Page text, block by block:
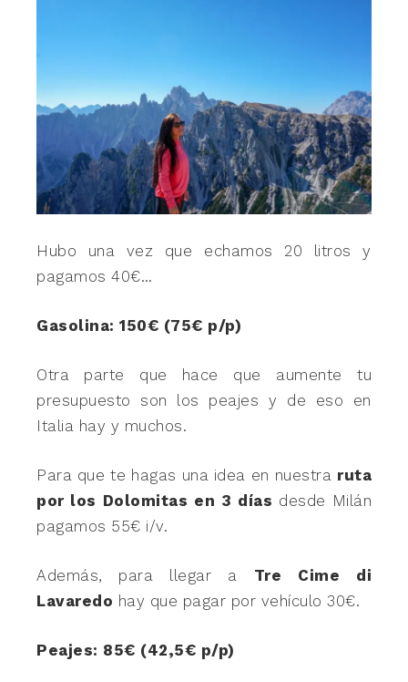
Hubo una vez que echamos 20 litros y
pagamos 40€…
Gasolina: 150€ (75€ p/p)
Otra parte que hace que aumente tu
presupuesto son los peajes y de eso en
Italia hay y muchos.
Para que te hagas una idea en nuestra ruta
por los Dolomitas en 3 días desde Milán
pagamos 55€ i/v.
Además, para llegar a Tre Cime di
Lavaredo hay que pagar por vehículo 30€.
Peajes: 85€ (42,5€ p/p)